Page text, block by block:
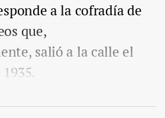
a la cofradía de
que,
salió a la calle el